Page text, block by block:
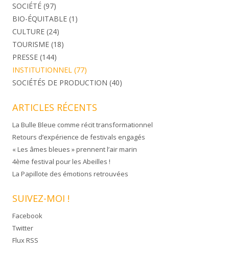
SOCIÉTÉ (97)
BIO-ÉQUITABLE (1)
CULTURE (24)
TOURISME (18)
PRESSE (144)
INSTITUTIONNEL (77)
SOCIÉTÉS DE PRODUCTION (40)
ARTICLES RÉCENTS
La Bulle Bleue comme récit transformationnel
Retours d’expérience de festivals engagés
« Les âmes bleues » prennent l’air marin
4ème festival pour les Abeilles !
La Papillote des émotions retrouvées
SUIVEZ-MOI !
Facebook
Twitter
Flux RSS